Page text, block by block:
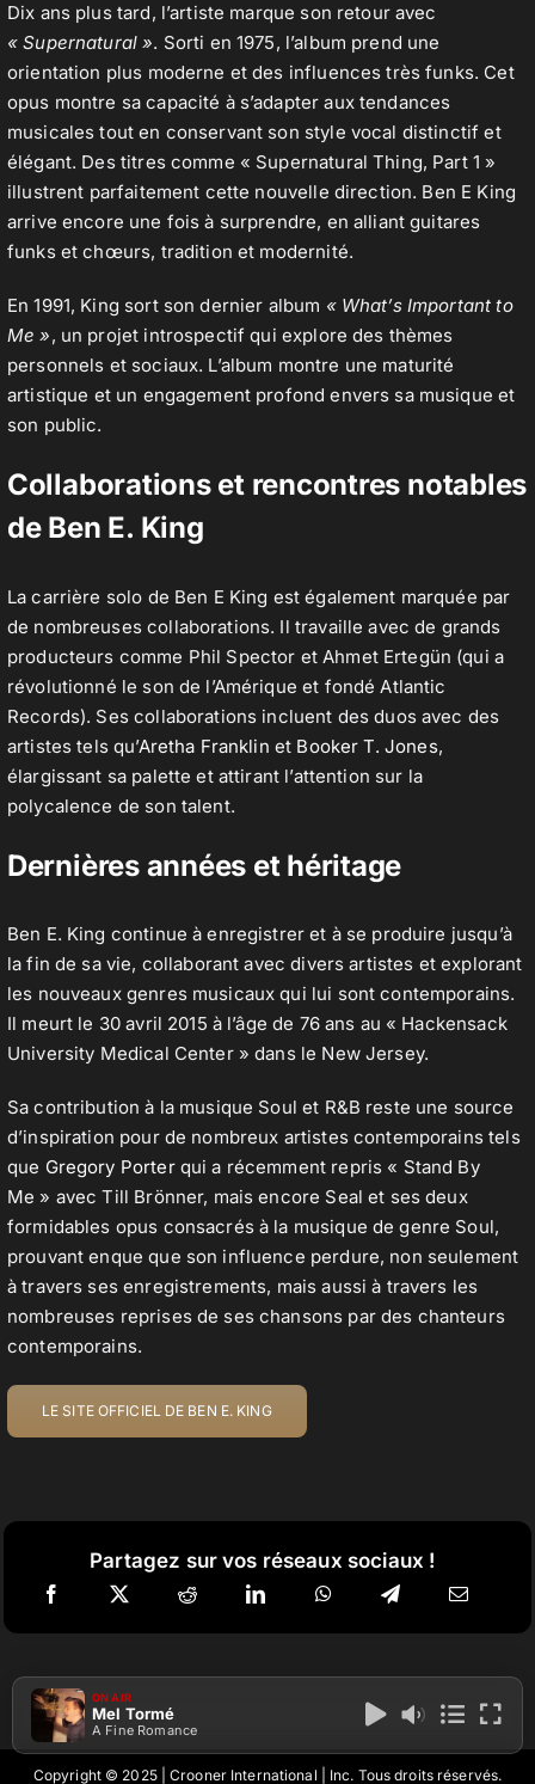
Dix ans plus tard, l’artiste marque son retour avec
« Supernatural ». Sorti en 1975, l’album prend une
orientation plus moderne et des influences très funks. Cet
opus montre sa capacité à s’adapter aux tendances
musicales tout en conservant son style vocal distinctif et
élégant. Des titres comme « Supernatural Thing, Part 1 »
illustrent parfaitement cette nouvelle direction. Ben E King
arrive encore une fois à surprendre, en alliant guitares
funks et chœurs, tradition et modernité.
En 1991, King sort son dernier album « What’s Important to
Me », un projet introspectif qui explore des thèmes
personnels et sociaux. L’album montre une maturité
artistique et un engagement profond envers sa musique et
son public.
Collaborations et rencontres notables
de Ben E. King
La carrière solo de Ben E King est également marquée par
de nombreuses collaborations. Il travaille avec de grands
producteurs comme Phil Spector et Ahmet Ertegün (qui a
révolutionné le son de l’Amérique et fondé Atlantic
Records). Ses collaborations incluent des duos avec des
artistes tels qu’Aretha Franklin et Booker T. Jones,
élargissant sa palette et attirant l’attention sur la
polycalence de son talent.
Dernières années et héritage
Ben E. King continue à enregistrer et à se produire jusqu’à
la fin de sa vie, collaborant avec divers artistes et explorant
les nouveaux genres musicaux qui lui sont contemporains.
Il meurt le 30 avril 2015 à l’âge de 76 ans au « Hackensack
University Medical Center » dans le New Jersey.
Sa contribution à la musique Soul et R&B reste une source
d’inspiration pour de nombreux artistes contemporains tels
que Gregory Porterqui a récemment repris « Stand By
Me » avec Till Brönner, mais encore Seal et ses deux
formidables opus consacrés à la musique de genre Soul,
prouvant enque que son influence perdure, non seulement
à travers ses enregistrements, mais aussi à travers les
nombreuses reprises de ses chansons par des chanteurs
contemporains.
LE SITE OFFICIEL DE BEN E. KING
Partagez sur vos réseaux sociaux !
Copyright © 2025 | Crooner International | Inc. Tous droits réservés.
ON AIR
Mel Tormé
A Fine Romance